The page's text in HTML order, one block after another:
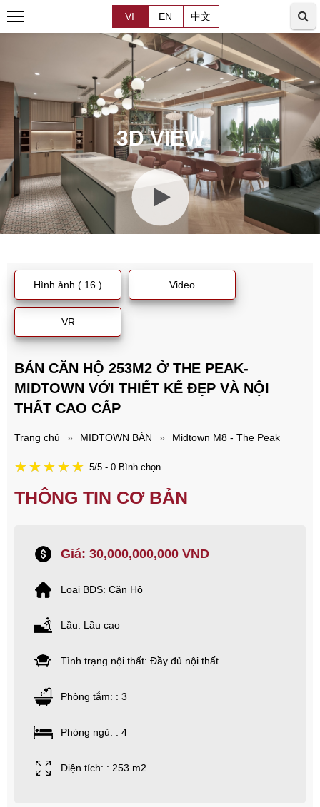
VI EN 中文
3D VIEW
Hình ảnh ( 16 ) Video
VR
BÁN CĂN HỘ 253M2 Ở THE PEAK-
MIDTOWN VỚI THIẾT KẾ ĐẸP VÀ NỘI
THẤT CAO CẤP
Trang chủ » MIDTOWN BÁN » Midtown M8 - The Peak
5/5 - 0 Bình chọn
THÔNG TIN CƠ BẢN
Giá: 30,000,000,000 VND
Loại BĐS: Căn Hộ
Lầu: Lầu cao
Tình trạng nội thất: Đầy đủ nội thất
Phòng tắm: : 3
Phòng ngủ: : 4
Diện tích: : 253 m2